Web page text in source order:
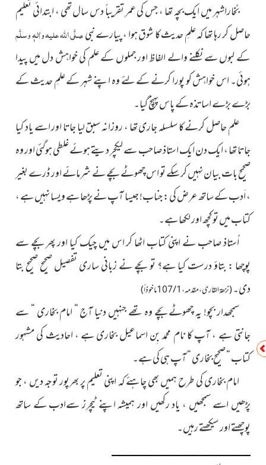
بُخاراشہر میں ایک بچہ تھا ، جس کی عمر تقریباً دس سال تھی ، ابتدائی تعلیم
حاصل کر رہا تھا کہ علمِ حدیث کا شوق ہوا ، پیارے نبیصلَّی اللہ علیہ واٰلہٖ وسلَّم
کے لبوں سے نکلنے والے الفاظ اور جملوں کے علم کی خواہش دل میں پیدا
ہوئی۔ اس خواہش کو پورا کرنے کے لئے وہ اپنے شہر کے علمِ حدیث کے
بڑے بڑے اساتذہ کے پاس پہنچ گیا۔
علم حاصل کرنے کا سلسلہ جاری تھا ، روزانہ سبق لیا جاتا اور اسے یاد کیا
جاتا تھا ، ایک دن ایک استاذ صاحب سے لیکچر دیتے ہوئے غلطی ہوگئی اور وہ
صحیح بات بیان نہیں کرسکے تو اس چھوٹے بچے نےشرمائے اور ڈرے بغیر
، اَدب کے ساتھ عرض کی : جناب! جیسا آپ نے پڑھا ہے ویسا نہیں ہے ،
کتاب میں تو کچھ اور لکھا ہے۔
اُستاذ صاحب نے اپنی کتاب اٹھا کر اس میں چیک کیا اور پھر بچے سے
پوچھا : بتاؤ درست کیا ہے؟ تو بچے نے زبانی ساری تفصیل صحیح صحیح بتا
دی۔(نزھۃ القاری ، مقدمہ ، 1 / 107ماخوذاً)
سمجھدار بچو! یہ چھوٹے بچے وہ تھے جنہیں دنیا آج “ امام بخاری “ سے
جانتی ہے ، آپ کا نام محمد بِن اسماعیل بخاری ہے ، احادیث کی مشہور
کتاب “ صحیح بخاری “ آپ ہی کی ہے۔
امام بخاری کی طرح ہمیں بھی چاہئے کہ اپنی تعلیم پر بھرپور توجہ دیں ، جو
پڑھیں اسے سمجھیں ، یاد رکھیں اور ہمیشہ اپنے ٹیچرز سےادب کے ساتھ
پوچھتے اور سیکھتے رہیں۔
ــــــــــــــــــــــــــــــــــــــــــــــــــــــــــــــــــــــــــــــ